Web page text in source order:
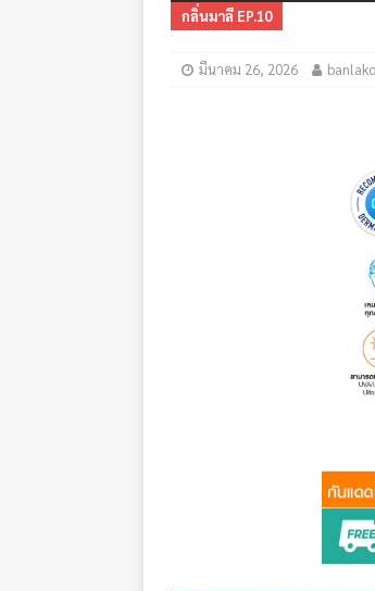
กลิ่นมาลี EP.10
มีนาคม 26, 2026